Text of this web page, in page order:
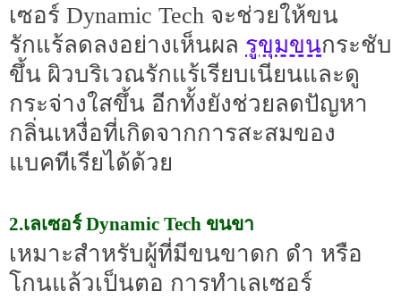
เซอร์ Dynamic Tech จะช่วยให้ขน
รักแร้ลดลงอย่างเห็นผล รูขุมขนกระชับ
ขึ้น ผิวบริเวณรักแร้เรียบเนียนและดู
กระจ่างใสขึ้น อีกทั้งยังช่วยลดปัญหา
กลิ่นเหงื่อที่เกิดจากการสะสมของ
แบคทีเรียได้ด้วย
2.เลเซอร์ Dynamic Tech ขนขา
เหมาะสำหรับผู้ที่มีขนขาดก ดำ หรือ
โกนแล้วเป็นตอ การทำเลเซอร์